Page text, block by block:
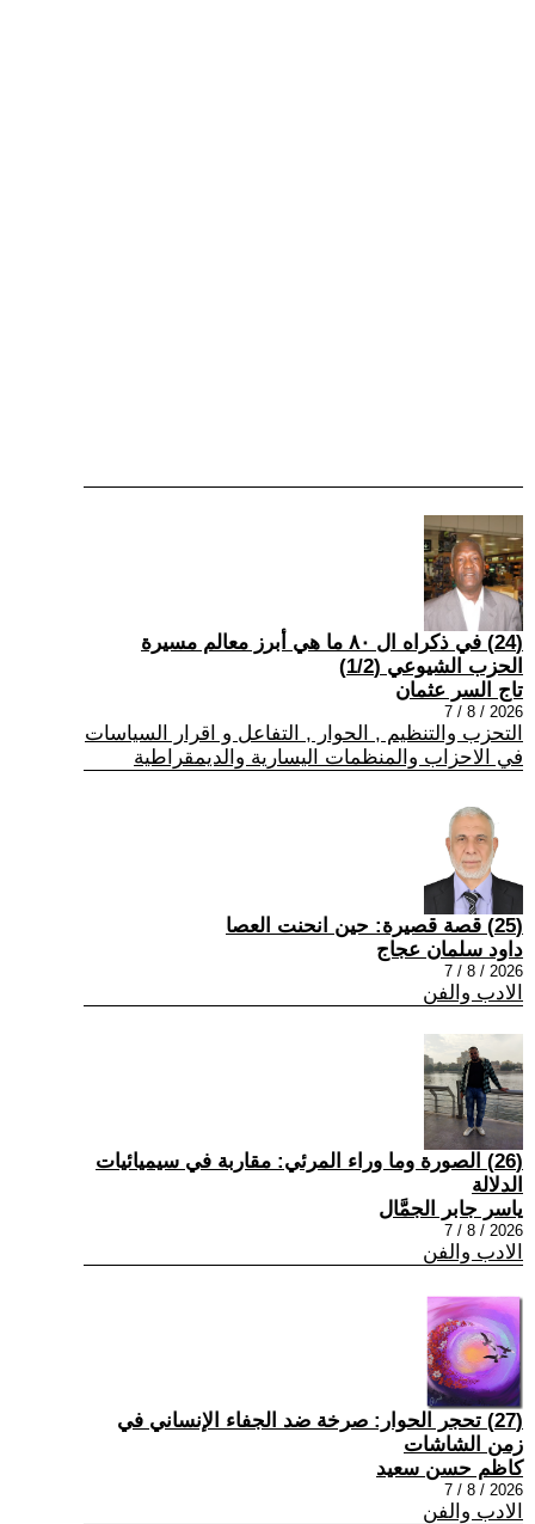
(24) في ذكراه ال ٨٠ ما هي أبرز معالم مسيرة
الحزب الشيوعي (1/2)
تاج السر عثمان
2026 / 8 / 7
التحزب والتنظيم , الحوار , التفاعل و اقرار السياسات
في الاحزاب والمنظمات اليسارية والديمقراطية
(25) قصة قصيرة: حين انحنت العصا
داود سلمان عجاج
2026 / 8 / 7
الادب والفن
(26) الصورة وما وراء المرئي: مقاربة في سيميائيات
الدلالة
ياسر جابر الجمَّال
2026 / 8 / 7
الادب والفن
(27) تحجر الحوار: صرخة ضد الجفاء الإنساني في
زمن الشاشات
كاظم حسن سعيد
2026 / 8 / 7
الادب والفن